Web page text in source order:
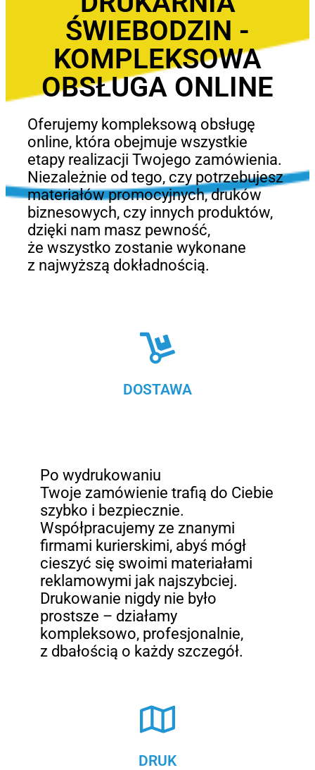
ŚWIEBODZIN -
KOMPLEKSOWA
OBSŁUGA ONLINE
Oferujemy kompleksową obsługę
online, która obejmuje wszystkie
etapy realizacji Twojego zamówienia.
Niezależnie od tego, czy potrzebujesz
materiałów promocyjnych, druków
biznesowych, czy innych produktów,
dzięki nam masz pewność,
że wszystko zostanie wykonane
z najwyższą dokładnością.
DRUK
DOSTAWA
Po wydrukowaniu
Twoje zamówienie trafią do Ciebie
szybko i bezpiecznie.
Współpracujemy ze znanymi
firmami kurierskimi, abyś mógł
cieszyć się swoimi materiałami
reklamowymi jak najszybciej.
Drukowanie nigdy nie było
prostsze – działamy
kompleksowo, profesjonalnie,
z dbałością o każdy szczegół.